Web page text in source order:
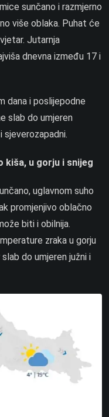
sunčano i razmjerno
više oblaka. Puhat će
Jutarnja
dnevna između 17 i
dana i poslijepodne
slab do umjeren
sjeverozapadni.
kiša, u gorju i snijeg
uglavnom suho
promjenjivo oblačno
biti i obilnija.
zraka u gorju
do umjeren južni i